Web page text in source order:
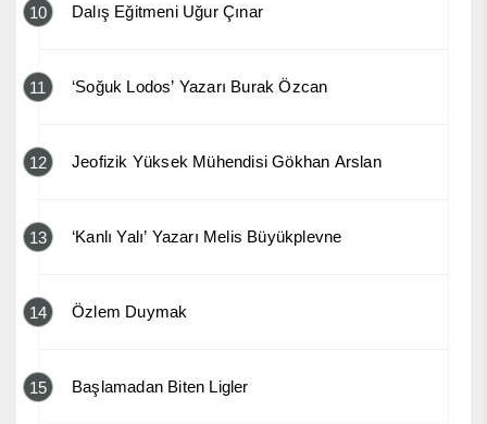
10 Dalış Eğitmeni Uğur Çınar
11 ‘Soğuk Lodos’ Yazarı Burak Özcan
12 Jeofizik Yüksek Mühendisi Gökhan Arslan
13 ‘Kanlı Yalı’ Yazarı Melis Büyükplevne
14 Özlem Duymak
15 Başlamadan Biten Ligler